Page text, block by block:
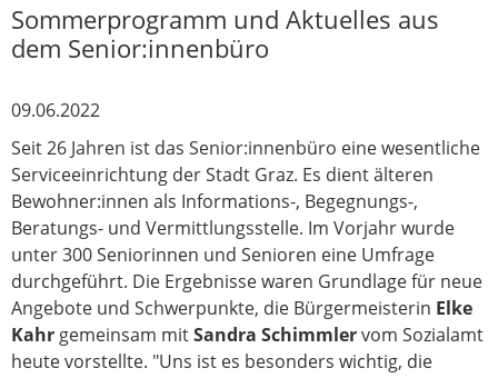
Sommerprogramm und Aktuelles aus
dem Senior:innenbüro
09.06.2022
Seit 26 Jahren ist das Senior:innenbüro eine wesentliche
Serviceeinrichtung der Stadt Graz. Es dient älteren
Bewohner:innen als Informations-, Begegnungs-,
Beratungs- und Vermittlungsstelle. Im Vorjahr wurde
unter 300 Seniorinnen und Senioren eine Umfrage
durchgeführt. Die Ergebnisse waren Grundlage für neue
Angebote und Schwerpunkte, die Bürgermeisterin Elke
Kahr gemeinsam mitSandra Schimmlervom Sozialamt
heute vorstellte. "Uns ist es besonders wichtig, die